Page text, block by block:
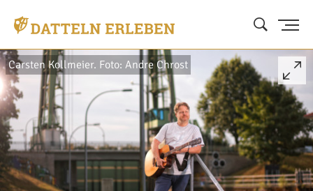
Carsten Kollmeier. Foto: Andre Chrost